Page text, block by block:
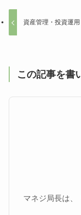
資産管理・投資運用
この記事を書
マネジ局長は、